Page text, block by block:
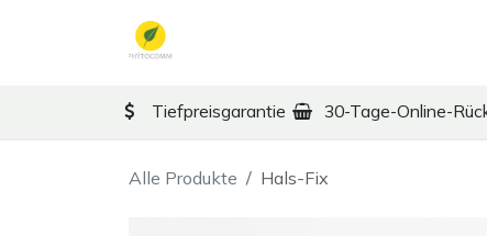
Tiefpreisgarantie 30-Tage-Online-
Alle Produkte Hals-Fix